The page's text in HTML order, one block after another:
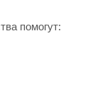
помогут: